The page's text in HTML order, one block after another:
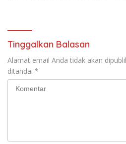
Tinggalkan Balasan
Alamat email Anda tidak akan
ditandai *